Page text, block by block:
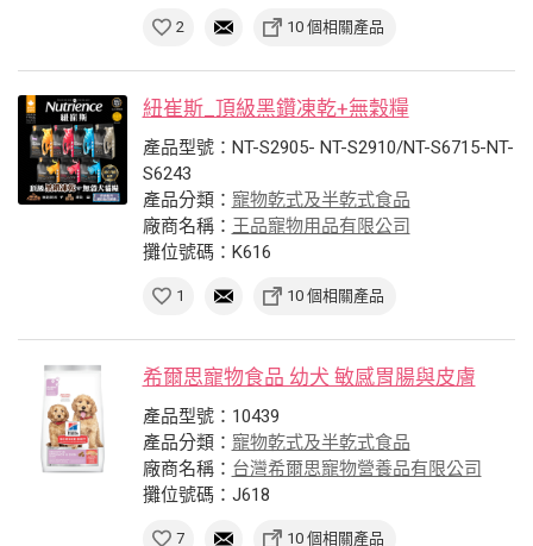
2 10 個相關產品
紐崔斯_頂級黑鑽凍乾+無穀糧
產品型號：NT-S2905- NT-S2910/NT-S6715-NT-
S6243
產品分類： 寵物乾式及半乾式食品
廠商名稱： 王品寵物用品有限公司
攤位號碼：K616
1 10 個相關產品
希爾思寵物食品 幼犬 敏感胃腸與皮膚
產品型號：10439
產品分類： 寵物乾式及半乾式食品
廠商名稱： 台灣希爾思寵物營養品有限公司
攤位號碼：J618
7 10 個相關產品